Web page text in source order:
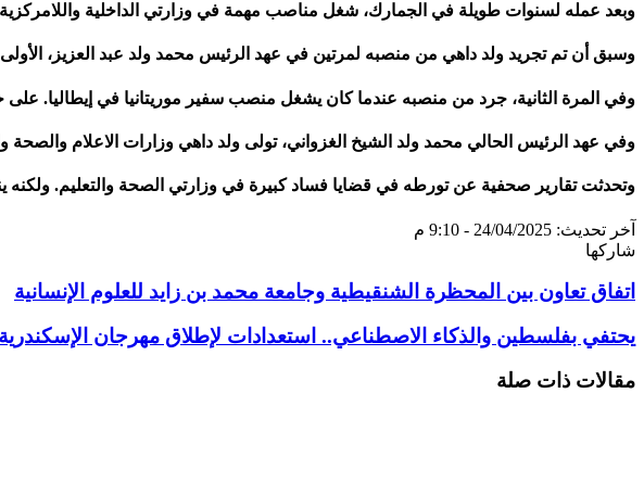
وبعد عمله لسنوات طويلة في الجمارك، شغل مناصب مهمة في وزارتي الداخلية
وسبق أن تم تجريد ولد داهي من منصبه لمرتين في عهد الرئيس محمد ولد عبد العزيز،
وفي المرة الثانية، جرد من منصبه عندما كان يشغل منصب سفير موريتانيا في إيطاليا.
وفي عهد الرئيس الحالي محمد ولد الشيخ الغزواني، تولى ولد داهي وزارات الاعلام والصحة
وتحدثت تقارير صحفية عن تورطه في قضايا فساد كبيرة في وزارتي الصحة والتعليم. ولكنه
آخر تحديث: 24/04/2025 - 9:10 م
شاركها
عبر
اتفاق تعاون بين المحظرة الشنقيطية وجامعة محمد بن زايد للعلوم الإنسانية
يحتفي بفلسطين والذكاء الاصطناعي.. استعدادات لإطلاق مهرجان الإسكندرية
مقالات ذات صلة